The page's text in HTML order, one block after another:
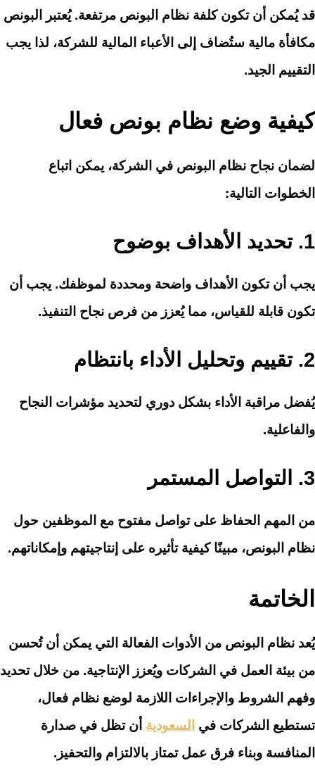
قد يُمكن أن تكون كلفة نظام البونص مرتفعة. يُعتبر البونص
مكافأة مالية ستُضاف إلى الأعباء المالية للشركة، لذا يجب
التقييم الجيد.
كيفية وضع نظام بونص فعال
لضمان نجاح نظام البونص في الشركة، يمكن اتباع
الخطوات التالية:
1. تحديد الأهداف بوضوح
يجب أن تكون الأهداف واضحة ومحددة لموظفك. يجب أن
تكون قابلة للقياس، مما يُعزز من فرص نجاح التنفيذ.
2. تقييم وتحليل الأداء بانتظام
يُفضل مراقبة الأداء بشكل دوري لتحديد مؤشرات النجاح
والفاعلية.
3. التواصل المستمر
من المهم الحفاظ على تواصل مفتوح مع الموظفين حول
نظام البونص، مبينًا كيفية تأثيره على إنتاجيتهم وإمكاناتهم.
الخاتمة
يُعد نظام البونص من الأدوات الفعالة التي يمكن أن تُحسن
من بيئة العمل في الشركات ويُعزز الإنتاجية. من خلال تحديد
وفهم الشروط والإجراءات اللازمة لوضع نظام فعال،
تستطيع الشركات في السعودية أن تظل في صدارة
المنافسة وبناء فرق عمل تمتاز بالالتزام والتحفيز.